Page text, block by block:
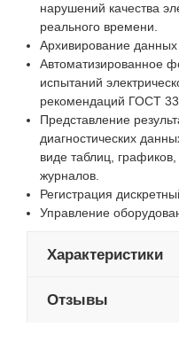
нарушений качества
реального времени.
Архивирование данных
Автоматизированное
испытаний
рекомендаций ГОСТ
Представление
диагностических
виде таблиц,
журналов.
Регистрация
Управление
Характеристики
Отзывы